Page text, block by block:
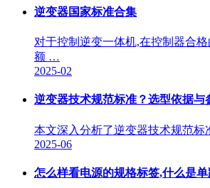
逆变器国家标准合集
对于控制逆变一体机,在控制器合
额 …
2025-02
逆变器技术规范标准？选型依据与
本文深入分析了逆变器技术规范标
2025-06
怎么样看电源的规格标签,什么是